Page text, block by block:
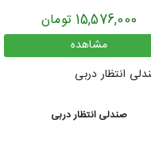
15,576,000 تومان
مشاهده
صندلی انتظار دربی